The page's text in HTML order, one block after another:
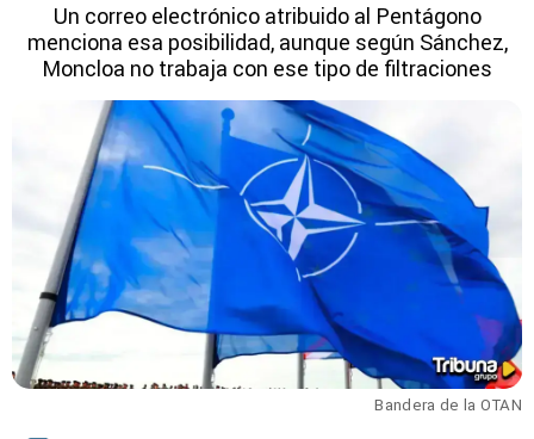
Un correo electrónico atribuido al Pentágono
menciona esa posibilidad, aunque según Sánchez,
Moncloa no trabaja con ese tipo de filtraciones
Bandera de la OTAN